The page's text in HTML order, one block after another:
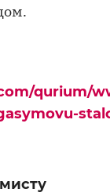
qurium/